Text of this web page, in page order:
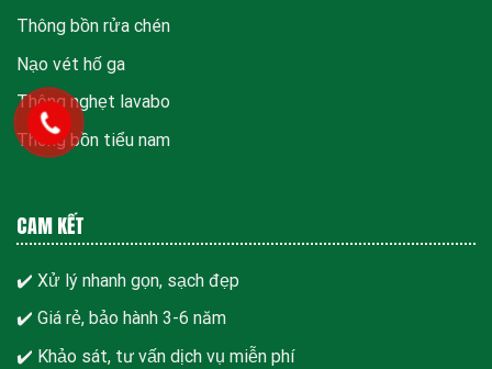
Thông bồn rửa chén
Nạo vét hố ga
Thông nghẹt lavabo
Thông bồn tiểu nam
CAM KẾT
✔️ Xử lý nhanh gọn, sạch đẹp
✔️ Giá rẻ, bảo hành 3-6 năm
✔️ Khảo sát, tư vấn dịch vụ miễn phí